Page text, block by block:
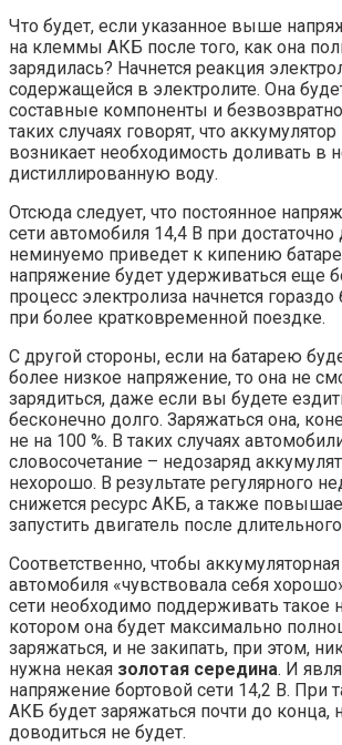
Что будет, если указанное выше
на клеммы АКБ после того, как она
зарядилась? Начнется реакция
содержащейся в электролите. Она
составные компоненты и безвозвратно
таких случаях говорят, что
возникает необходимость доливать в
дистиллированную воду.
Отсюда следует, что постоянное
сети автомобиля 14,4 В при достаточно
неминуемо приведет к кипению
напряжение будет удерживаться еще
процесс электролиза начнется гораздо
при более кратковременной поездке.
С другой стороны, если на батарею
более низкое напряжение, то она не
зарядиться, даже если вы будете
бесконечно долго. Заряжаться она,
не на 100 %. В таких случаях
словосочетание – недозаряд
нехорошо. В результате регулярного
снижется ресурс АКБ, а также
запустить двигатель после
Соответственно, чтобы аккумуляторная
автомобиля «чувствовала себя
сети необходимо поддерживать такое
котором она будет максимально
заряжаться, и не закипать, при этом,
нужна некая золотая середина. И
напряжение бортовой сети 14,2 В. При
АКБ будет заряжаться почти до конца,
доводиться не будет.